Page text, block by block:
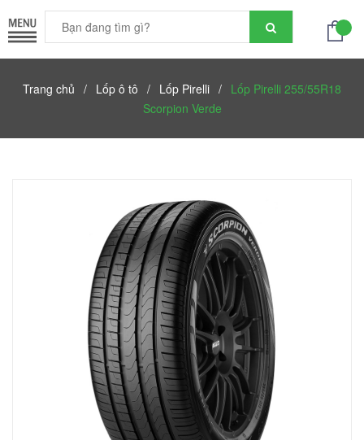
Trang chủ / Lốp ô tô / Lốp Pirelli / Lốp Pirelli 255/55R18
Scorpion Verde